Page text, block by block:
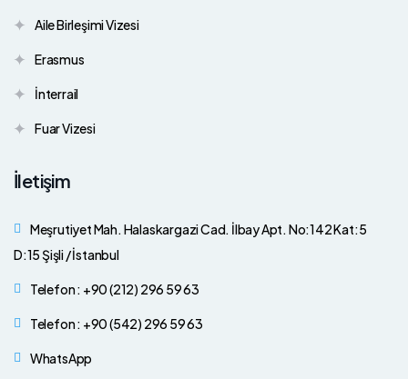
Aile Birleşimi Vizesi
Erasmus
İnterrail
Fuar Vizesi
İletişim
Meşrutiyet Mah. Halaskargazi Cad. İlbay Apt. No:142 Kat:5
D:15 Şişli / İstanbul
Telefon : +90 (212) 296 59 63
Telefon : +90 (542) 296 59 63
WhatsApp